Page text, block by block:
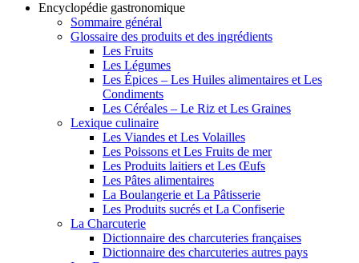
Encyclopédie gastronomique
Sommaire général
Glossaire des produits et des ingrédients
Les Fruits
Les Légumes
Les Épices – Les Huiles alimentaires et Les
Condiments
Les Céréales – Le Riz et Les Graines
Lexique culinaire
Les Viandes et Les Volailles
Les Poissons et Les Fruits de mer
Les Produits laitiers et Les Œufs
Les Pâtes alimentaires
La Boulangerie et La Pâtisserie
Les Produits sucrés et La Confiserie
La Charcuterie
Dictionnaire des charcuteries françaises
Dictionnaire des charcuteries autres pays